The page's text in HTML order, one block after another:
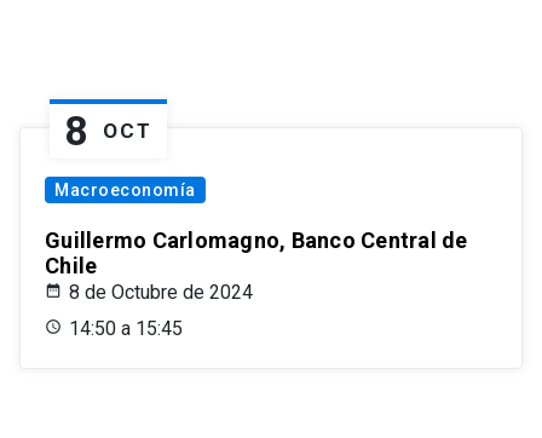
8 OCT
Macroeconomía
Guillermo Carlomagno, Banco Central de
Chile
8 de Octubre de 2024
14:50 a 15:45